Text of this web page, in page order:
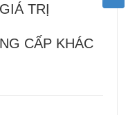
TRỊ
CẤP KHÁC